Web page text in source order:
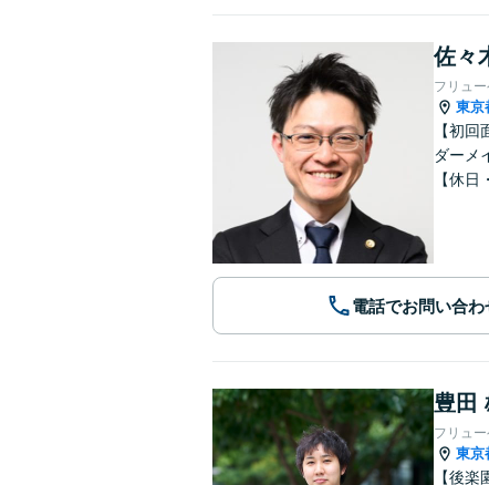
佐々
フリュ
東京
【初
ダーメ
【休日
電話でお問い合わ
豊田
フリュ
東京
【後